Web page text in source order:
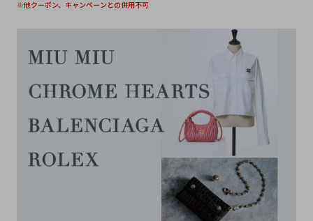
※他クーポン、キャンペーンとの併用不可